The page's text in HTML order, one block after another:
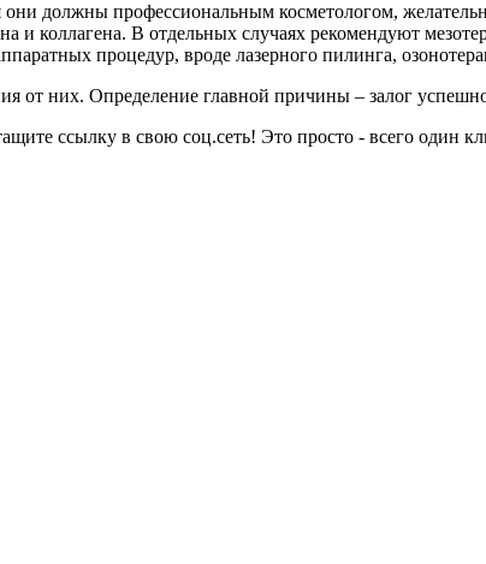
должны профессиональным косметологом,
и коллагена. В отдельных случаях рекомендуют
процедур, вроде лазерного пилинга,
от них. Определение главной причины – залог
ссылку в свою соц.сеть! Это просто - всего один